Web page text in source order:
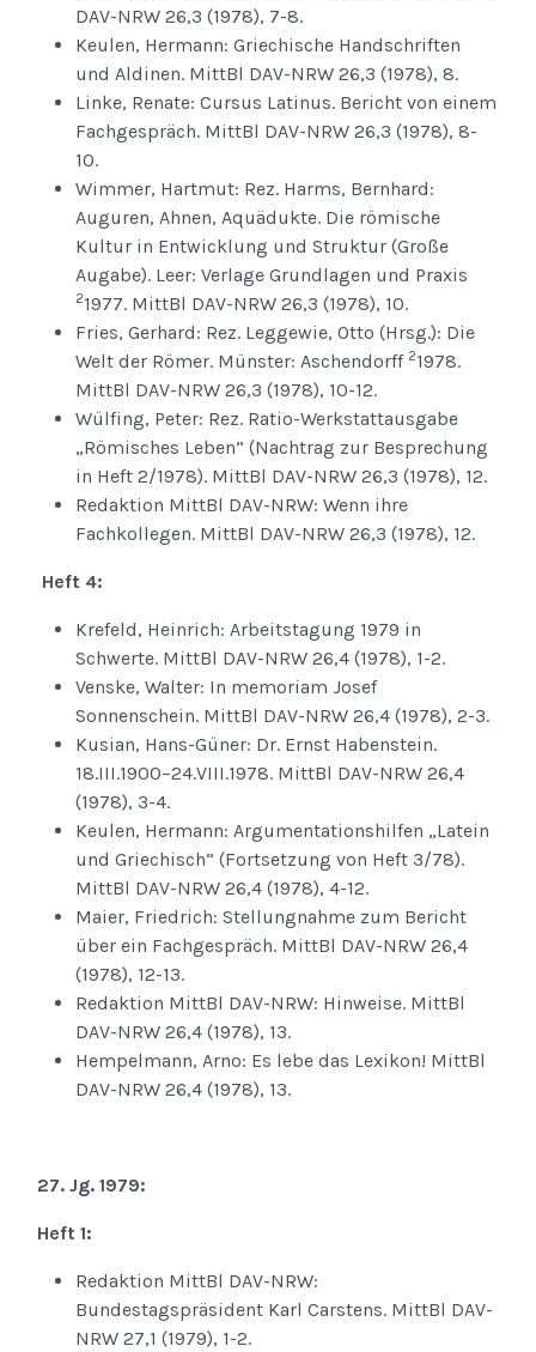
DAV-NRW 26,3 (1978), 7-8.
Keulen, Hermann: Griechische Handschriften
und Aldinen. MittBl DAV-NRW 26,3 (1978), 8.
Linke, Renate: Cursus Latinus. Bericht von einem
Fachgespräch. MittBl DAV-NRW 26,3 (1978), 8-
10.
Wimmer, Hartmut: Rez. Harms, Bernhard:
Auguren, Ahnen, Aquädukte. Die römische
Kultur in Entwicklung und Struktur (Große
Augabe). Leer: Verlage Grundlagen und Praxis
21977. MittBl DAV-NRW 26,3 (1978), 10.
Fries, Gerhard: Rez. Leggewie, Otto (Hrsg.): Die
Welt der Römer. Münster: Aschendorff 21978.
MittBl DAV-NRW 26,3 (1978), 10-12.
Wülfing, Peter: Rez. Ratio-Werkstattausgabe
„Römisches Leben“ (Nachtrag zur Besprechung
in Heft 2/1978). MittBl DAV-NRW 26,3 (1978), 12.
Redaktion MittBl DAV-NRW: Wenn ihre
Fachkollegen. MittBl DAV-NRW 26,3 (1978), 12.
Heft 4:
Krefeld, Heinrich: Arbeitstagung 1979 in
Schwerte. MittBl DAV-NRW 26,4 (1978), 1-2.
Venske, Walter: In memoriam Josef
Sonnenschein. MittBl DAV-NRW 26,4 (1978), 2-3.
Kusian, Hans-Güner: Dr. Ernst Habenstein.
18.III.1900–24.VIII.1978. MittBl DAV-NRW 26,4
(1978), 3-4.
Keulen, Hermann: Argumentationshilfen „Latein
und Griechisch“ (Fortsetzung von Heft 3/78).
MittBl DAV-NRW 26,4 (1978), 4-12.
Maier, Friedrich: Stellungnahme zum Bericht
über ein Fachgespräch. MittBl DAV-NRW 26,4
(1978), 12-13.
Redaktion MittBl DAV-NRW: Hinweise. MittBl
DAV-NRW 26,4 (1978), 13.
Hempelmann, Arno: Es lebe das Lexikon! MittBl
DAV-NRW 26,4 (1978), 13.
27. Jg. 1979:
Heft 1:
Redaktion MittBl DAV-NRW:
Bundestagspräsident Karl Carstens. MittBl DAV-
NRW 27,1 (1979), 1-2.